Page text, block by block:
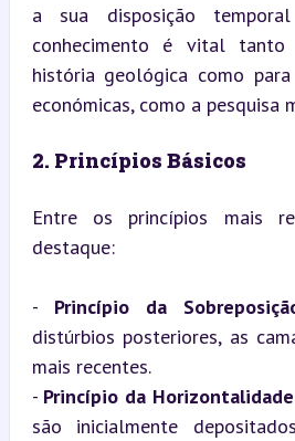
a sua disposição
conhecimento é vital tanto
história geológica como
económicas, como a pesquisa
2. Princípios Básicos
Entre os princípios mais
destaque:
- Princípio da
distúrbios posteriores, as
mais recentes.
- Princípio da
são inicialmente